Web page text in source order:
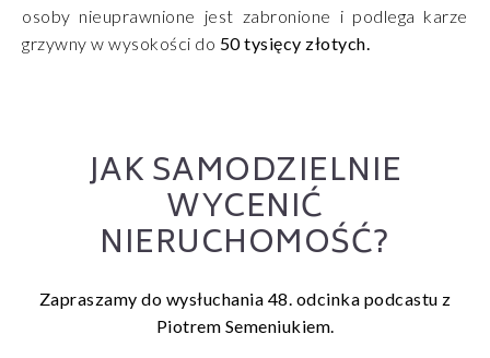
osoby nieuprawnione jest zabronione i podlega karze
grzywny w wysokości do 50 tysięcy złotych.
JAK SAMODZIELNIE
WYCENIĆ
NIERUCHOMOŚĆ?
Zapraszamy do wysłuchania 48. odcinka podcastu z
Piotrem Semeniukiem.